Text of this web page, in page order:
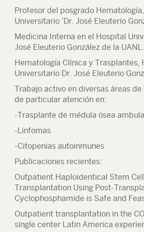
Profesor del posgrado
Universitario ‘Dr. José Eleuterio
Medicina Interna en el Hospital
José Eleuterio González de la UANL.
Hematología Clínica y Trasplantes,
Universitario Dr. José Eleuterio
Trabajo activo en diversas áreas
de particular atención en:
-Trasplante de médula ósea
-Linfomas
-Citopenias autoinmunes
Publicaciones recientes:
Outpatient Haploidentical Stem Cell
Transplantation Using Post-
Cyclophosphamide is Safe and
Outpatient transplantation in the
single center Latin America